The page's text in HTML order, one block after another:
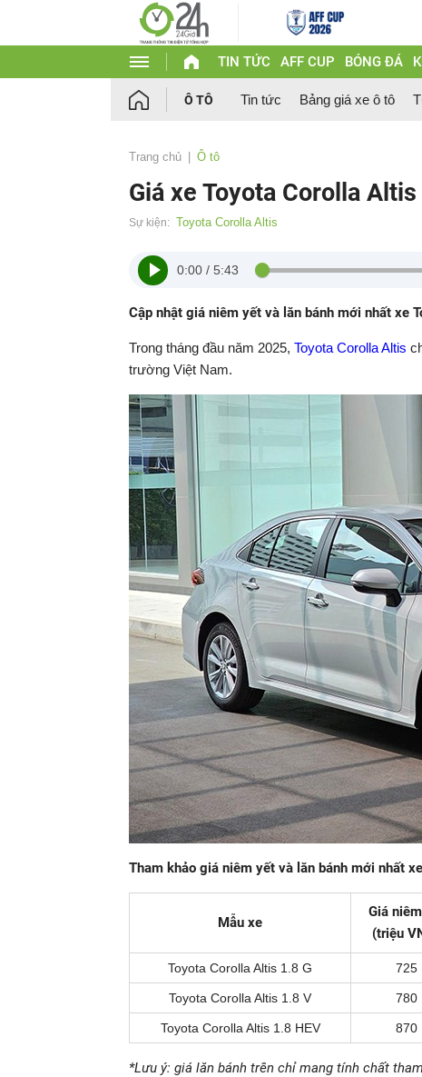
TIN TỨC AFF CUP BÓNG ĐÁ
Ô TÔ Tin tức Bảng giá xe ô tô
Trang chủ Ô tô
Giá xe Toyota Corolla
Sự kiện: Toyota Corolla Altis
0:00 / 5:43
Cập nhật giá niêm yết và lăn bánh mới nhất xe
Trong tháng đầu năm 2025, Toyota Corolla Altis
trường Việt Nam.
Tham khảo giá niêm yết và lăn bánh mới nhất
Mẫu xe
Giá
(triệu
Toyota Corolla Altis 1.8 G 725
Toyota Corolla Altis 1.8 V 780
Toyota Corolla Altis 1.8 HEV 870
*Lưu ý: giá lăn bánh trên chỉ mang tính chất